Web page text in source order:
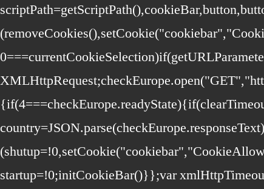
startup=!0;initCookieBar()}};var